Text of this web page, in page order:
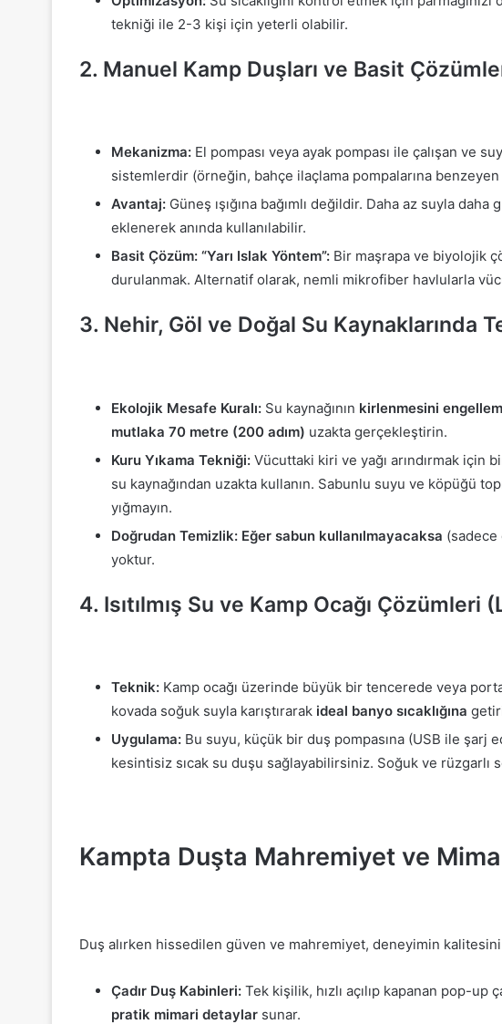
tekniği ile 2-3 kişi için yeterli olabilir.
2. Manuel Kamp Duşları ve Basit
Mekanizma: El pompası veya ayak pompası ile çalışan ve
sistemlerdir (örneğin, bahçe ilaçlama pompalarına
Avantaj: Güneş ışığına bağımlı değildir. Daha az suyla
eklenerek anında kullanılabilir.
Basit Çözüm: “Yarı Islak Yöntem”: Bir maşrapa ve biyolojik
durulanmak. Alternatif olarak, nemli mikrofiber havlularla
3. Nehir, Göl ve Doğal Su Kaynaklarında
Ekolojik Mesafe Kuralı: Su kaynağının kirlenmesini
mutlaka 70 metre (200 adım) uzakta gerçekleştirin.
Kuru Yıkama Tekniği: Vücuttaki kiri ve yağı arındırmak için
su kaynağından uzakta kullanın. Sabunlu suyu ve köpüğü
yığmayın.
Doğrudan Temizlik: Eğer sabun kullanılmayacaksa
yoktur.
4. Isıtılmış Su ve Kamp Ocağı Çözümleri
Teknik: Kamp ocağı üzerinde büyük bir tencerede veya
kovada soğuk suyla karıştırarak ideal banyo sıcaklığına
Uygulama: Bu suyu, küçük bir duş pompasına (USB ile şarj
kesintisiz sıcak su duşu sağlayabilirsiniz. Soğuk ve rüzgarlı
Kampta Duşta Mahremiyet ve
Duş alırken hissedilen güven ve mahremiyet, deneyimin kalitesini
Çadır Duş Kabinleri: Tek kişilik, hızlı açılıp kapanan pop-up
pratik mimari detaylar sunar.